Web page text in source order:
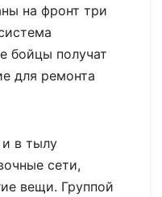
на фронт три
бойцы получат
для ремонта
и в тылу
сети,
вещи. Группой